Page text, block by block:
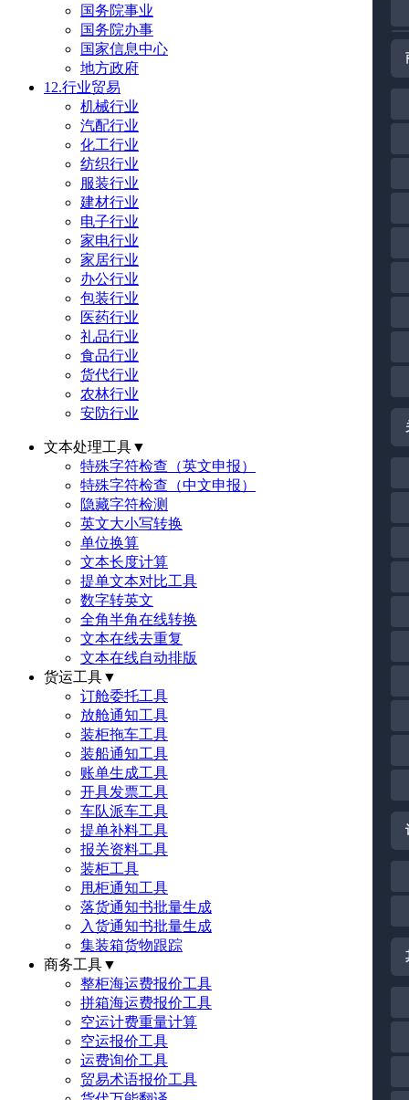
国务院事业
国务院办事
国家信息中心
地方政府
12.行业贸易
机械行业
汽配行业
化工行业
纺织行业
服装行业
建材行业
电子行业
家电行业
家居行业
办公行业
包装行业
医药行业
礼品行业
食品行业
货代行业
农林行业
安防行业
文本处理工具▼
特殊字符检查（英文申报）
特殊字符检查（中文申报）
隐藏字符检测
英文大小写转换
单位换算
文本长度计算
提单文本对比工具
数字转英文
全角半角在线转换
文本在线去重复
文本在线自动排版
货运工具▼
订舱委托工具
放舱通知工具
装柜拖车工具
装船通知工具
账单生成工具
开具发票工具
车队派车工具
提单补料工具
报关资料工具
装柜工具
甩柜通知工具
落货通知书批量生成
入货通知书批量生成
集装箱货物跟踪
商务工具▼
整柜海运费报价工具
拼箱海运费报价工具
空运计费重量计算
空运报价工具
运费询价工具
贸易术语报价工具